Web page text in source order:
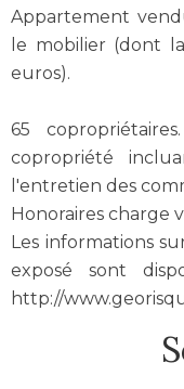
Appartement
le mobilier (dont
euros).
65
copropriété
l'entretien des
Honoraires charge
Les informations
exposé sont
http://